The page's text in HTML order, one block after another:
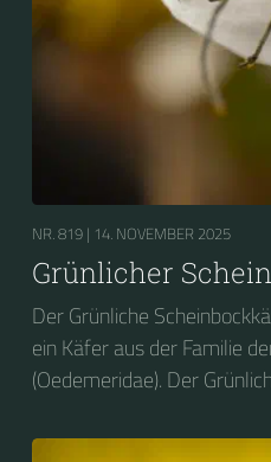
NR. 819 | 14. NOVEMBER 2025
Grünlicher
Der Grünliche
ein Käfer aus der Familie
(Oedemeridae). Der
Scheinbockkäfer